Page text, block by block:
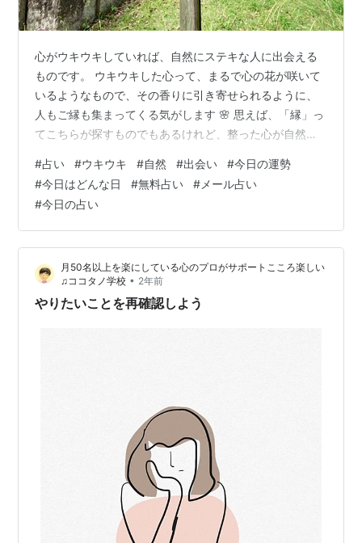
心がウキウキしていれば、自然にステキな人に出会える
ものです。 ウキウキした心って、まるで心の花が咲いて
いるようなもので、その香りに引き寄せられるように、
人もご縁も集まってくる気がします 🌸 思えば、「縁」っ
てこちらが探すものでもあるけれど、整った心が自然に
ド！天才ピアニスト、グレン・グールド
https://www.youtube.com/watch?v=HeLsUskkon0
www.youtube.com ～今日はどんな日？～・盆迎え火・
生命尊重の日・日本標準時制定記念日・ナイスの日・も
つ焼の日・オカルト記念日・水上バイクの日・イーサ
ン・ハン…
#占い #ウキウキ #自然 #出会い #今日の運勢
#今日はどんな日 #無料占い # メール占い
#今日の占い
月50名以上を楽にしている心のプロがサポートこころ楽しい
♫ココタノ学校 • 2年前
やりたいことを再確認しよう